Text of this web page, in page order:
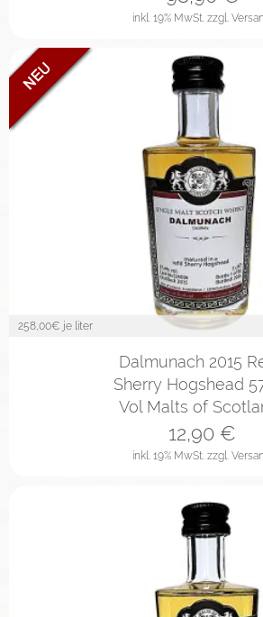
inkl. 19% MwSt. zzgl.
258,00€ je liter
Dalmunach 2015
Sherry Hogshead
Vol Malts of
inkl. 19% MwSt. zzgl.
12,90€